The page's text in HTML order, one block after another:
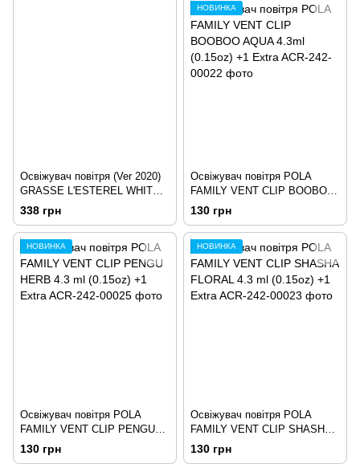
Освіжувач повітря (Ver 2020)
GRASSE L'ESTEREL WHITE
LILY MUSK 110ml (Eng-Esp
338 грн
НОВИНКА
Освіжувач повітря POLA
FAMILY VENT CLIP BOOBOO
AQUA 4.3ml (0.15oz) +1 Extra
130 грн
НОВИНКА
Освіжувач повітря POLA
FAMILY VENT CLIP PENGU
HERB 4.3 ml (0.15oz) +1 Extra
130 грн
НОВИНКА
Освіжувач повітря POLA
FAMILY VENT CLIP SHASHA
FLORAL 4.3 ml (0.15oz) +1
130 грн